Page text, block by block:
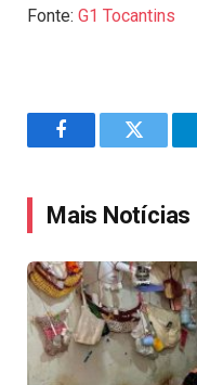
Fonte: G1 Tocantins
FacebookTwitter
Mais Notícias